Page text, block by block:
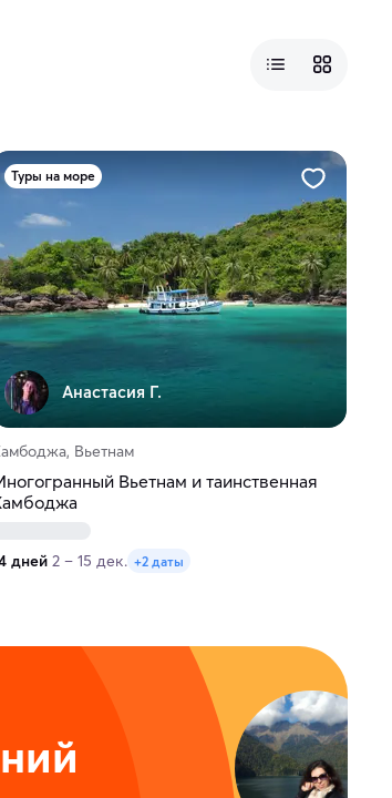
Туры на море
Анастасия Г.
Вьетнам
Вьетнам и таинственная
дней 2 – 15 дек. +2 даты